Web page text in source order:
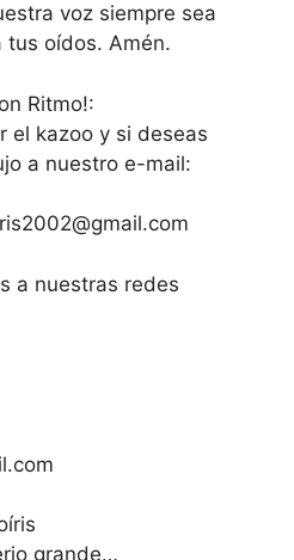
voz siempre sea
tus oídos. Amén.
Ritmo!:
el kazoo y si deseas
a nuestro e-mail:
a nuestras redes
grande…